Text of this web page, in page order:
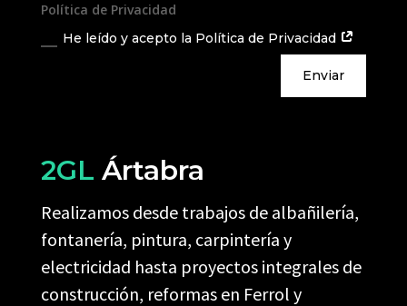
Política de Privacidad
He leído y acepto la Política de Privacidad
Enviar
2GL Ártabra
Realizamos desde trabajos de albañilería,
fontanería, pintura, carpintería y
electricidad hasta proyectos integrales de
construcción, reformas en Ferrol y